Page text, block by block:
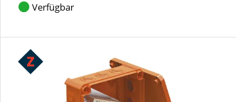
Verfügbar